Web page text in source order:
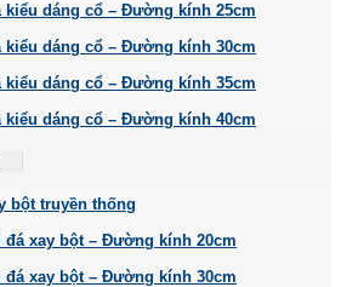
kiểu dáng cổ – Đường kính 25cm
kiểu dáng cổ – Đường kính 30cm
kiểu dáng cổ – Đường kính 35cm
kiểu dáng cổ – Đường kính 40cm
bột truyền thống
đá xay bột – Đường kính 20cm
đá xay bột – Đường kính 30cm